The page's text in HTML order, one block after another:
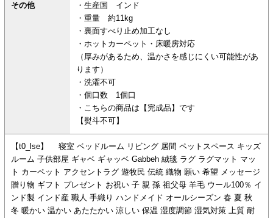
その他
・生産国 インド
・重量 約11kg
・裏面すべり止め加工なし
・ホットカーペット・床暖房対応
（厚みがあるため、温かさを感じにくい可能性があ
ります）
・洗濯不可
・個口数 1個口
・こちらの商品は【完成品】です
【熨斗不可】
【t0_lse】 寝室 ベッドルーム リビング 居間 ペットスペース キッズ
ルーム 子供部屋 ギャベ ギャッベ Gabbeh 絨毯 ラグ ラグマット マッ
ト カーペット アクセントラグ 遊牧民 伝統 織物 願い 希望 メッセージ
贈り物 ギフト プレゼント お祝い 子 親 孫 祖父母 羊毛 ウール100％ イ
ンド製 インド産 職人 手織り ハンドメイド オールシーズン 春 夏 秋
冬 暖かい 温かい あたたかい 涼しい 保温 湿度調節 湿気対策 上質 耐